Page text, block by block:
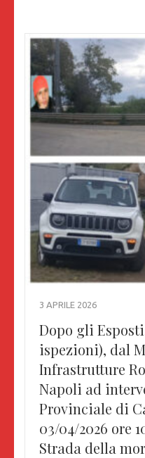
3 APRILE 2026
Dopo gli
ispezioni), dal
Infrastrutture
Napoli ad
Provinciale di
03/04/2026 ore
Strada della